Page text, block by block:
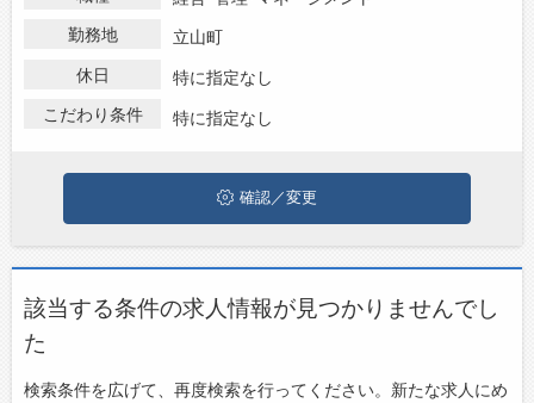
ジョブズゴーについて
お問い合わせ
の求人情報を0件取り扱っています。
ハローワークにはない求人も多数扱っており、転職だけでなく、
立山町で経営･管理･マネージメントの派遣社員の求人・転職情報
を探している方は、ぜひ興味のある職種に応募してみてください
勤務地
立山町
休日
特に指定なし
こだわり条件
特に指定なし
確認／変更
該当する条件の求人情報が見つかりませんでし
た
検索条件を広げて、再度検索を行ってください。新たな求人にめ